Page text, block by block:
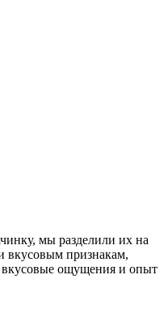
мы разделили их на
вкусовым признакам,
ощущения и опыт